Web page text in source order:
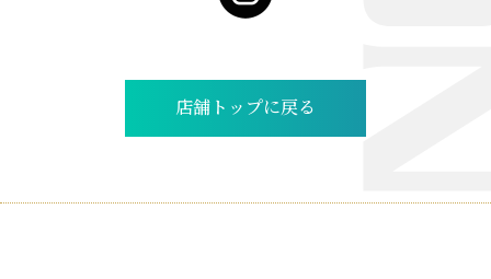
店舗トップに戻る